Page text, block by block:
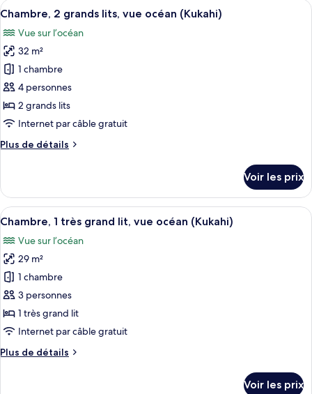
lit
(Kukahi
Sundeck
Room,
Adults
Only)
de
Chambre,
très
grand
lit
(Kukahi
Sundeck
Room,
Only)
Afficher
toutes
les
photos
pour
ce
type
de
chambre :
Chambre,
lits,
vue
océan
(Kukahi)
Chambre, 2 grands lits, vue océan
4
Chambre, 2 grands lits, vue océan (Kukahi)
Vue sur l’océan
32 m²
1 chambre
4 personnes
2 grands lits
Internet par câble gratuit
Plus de détails
Plus
le
type
de
Chambre,
2
grands
lits,
vue
océan
(Kukahi)
Voir les prix
Afficher
toutes
les
photos
pour
ce
type
de
chambre :
Chambre,
Surmatelas, coffres-forts dans les
6
Chambre, 1 très grand lit, vue océan (Kukahi)
Vue sur l’océan
29 m²
1 chambre
3 personnes
1 très grand lit
Internet par câble gratuit
Plus de détails
Plus
Voir les prix